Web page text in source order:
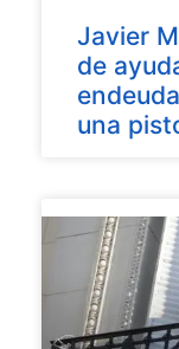
Javier
de
una